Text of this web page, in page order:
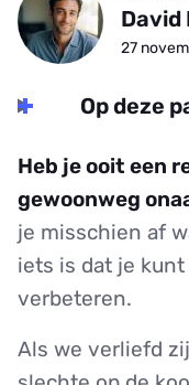
David
27
Op deze
Heb je ooit een
gewoonweg
je misschien af
iets is dat je
verbeteren.
Als we verliefd